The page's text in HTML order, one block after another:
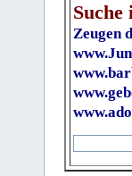
Suche
Zeugen